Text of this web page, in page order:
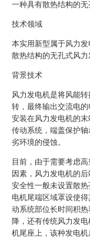
一种具有散热结构的
技术领域
本实用新型属于风力
散热结构的无孔式风力
背景技术
风力发电机是将风能
转，最终输出交流电
安装在风力发电机的
传动系统，端盖保护
劣环境的侵蚀。
目前，由于需要考虑
因素，风力发电机的
安全性一般未设置散
电机尾端区域罩设使
动系统部位长时间积
降，还有传统风力发
机尾座上，该种发电